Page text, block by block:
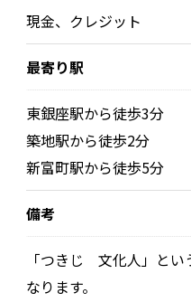
現金、クレジット
最寄り駅
東銀座駅から徒歩3分
築地駅から徒歩2分
新富町駅から徒歩5分
備考
「つきじ 文化人」とい
なります。